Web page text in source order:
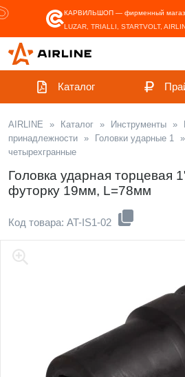
КАРВИЛЬШОП — фирменный
LUZAR, TRIALLI, STARTVOLT,
Каталог
AIRLINE » Каталог » Инструменты »
принадлежности » Головки ударные 1 »
четырехгранные
Головка ударная торцевая
футорку 19мм, L=78мм
Код товара: AT-IS1-02